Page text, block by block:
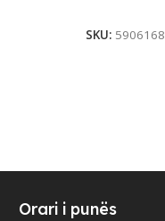
SKU:
Orari i punës